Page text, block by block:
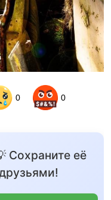
0 0
Сохраните её